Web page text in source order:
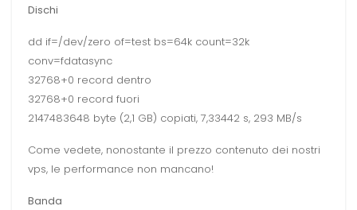
Dischi
dd if=/dev/zero of=test bs=64k count=32k
conv=fdatasync
32768+0 record dentro
32768+0 record fuori
2147483648 byte (2,1 GB) copiati, 7,33442 s, 293 MB/s
Come vedete, nonostante il prezzo contenuto dei nostri
vps, le performance non mancano!
Banda